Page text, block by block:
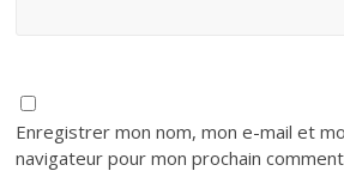
Enregistrer mon nom, mon e-mail et
navigateur pour mon prochain